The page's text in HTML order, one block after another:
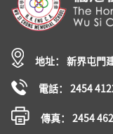
地址： 新界屯門
電話： 2454
傳真： 2454